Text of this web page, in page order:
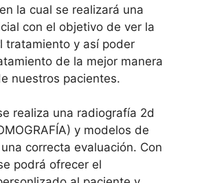
la cual se realizará una
con el objetivo de ver la
tratamiento y así poder
de la mejor manera
nuestros pacientes.
realiza una radiografía 2d
y modelos de
correcta evaluación. Con
podrá ofrecer el